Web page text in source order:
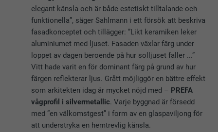
elegant känsla och är både estetiskt tilltalande och
funktionella”, säger Sahlmann i ett försök att beskriva
fasadkonceptet och tillägger: ”Likt keramiken leker
aluminiumet med ljuset. Fasaden växlar färg under
loppet av dagen beroende på hur solljuset faller ...”
Vitt hade varit en för dominant färg på grund av hur
färgen reflekterar ljus. Grått möjliggör en bättre effekt
som arkitekten idag är mycket nöjd med – PREFA
vågprofil i silvermetallic. Varje byggnad är försedd
med ”en välkomstgest” i form av en glaspaviljong för
att understryka en hemtrevlig känsla.